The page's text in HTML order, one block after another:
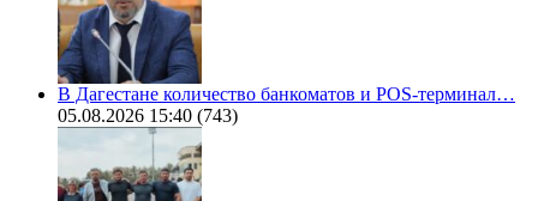
В Дагестане количество банкоматов и POS-терминал…
05.08.2026 15:40 (743)